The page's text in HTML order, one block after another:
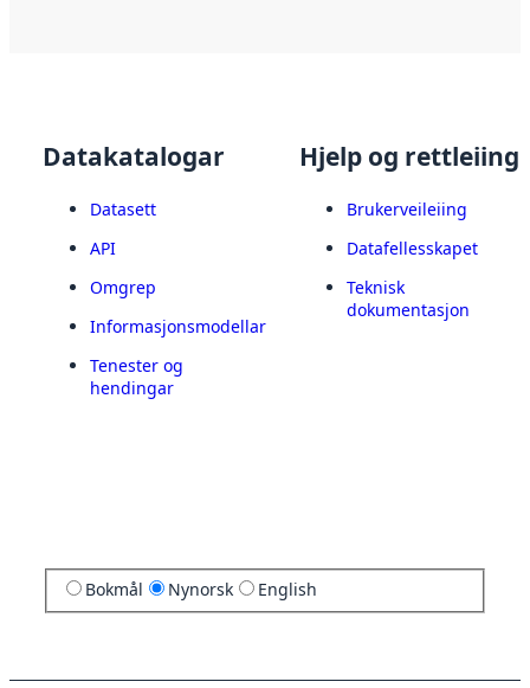
Datakatalogar
Datasett
API
Omgrep
Informasjonsmodellar
Tenester og
hendingar
Hjelp og rettleiing
Brukerveileiing
Datafellesskapet
Teknisk
dokumentasjon
Bokmål Nynorsk English